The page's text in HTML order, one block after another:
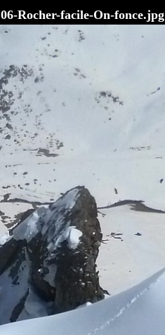
06-Rocher-facile-On-fonce.jpg